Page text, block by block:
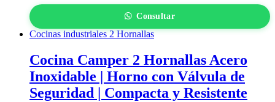
Consultar
Cocinas industriales 2 Hornallas
Cocina Camper 2 Hornallas Acero
Inoxidable | Horno con Válvula de
Seguridad | Compacta y Resistente